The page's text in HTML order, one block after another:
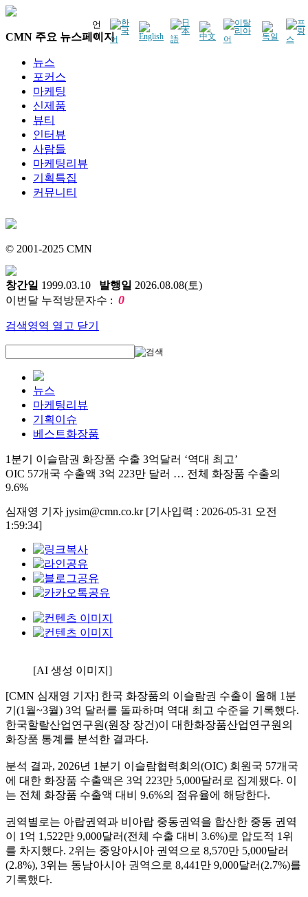
언
어
CMN 주요 뉴스페이지
뉴스
포커스
마케팅
신제품
뷰티
인터뷰
사람들
마케팅리뷰
기획특집
커뮤니티
© 2001-2025 CMN
창간일 1999.03.10 발행일 2026.08.08(토)
이번달 누적방문자수 : 0
검색영역 열고 닫기
뉴스
마케팅리뷰
기획이슈
베스트화장품
1분기 이슬람권 화장품 수출 3억달러 ‘역대 최고’
OIC 57개국 수출액 3억 223만 달러 … 전체 화장품 수출의
9.6%
심재영 기자 jysim@cmn.co.kr [기사입력 : 2026-05-31 오전
1:59:34]
[AI 생성 이미지]
[CMN 심재영 기자] 한국 화장품의 이슬람권 수출이 올해 1분
기(1월~3월) 3억 달러를 돌파하며 역대 최고 수준을 기록했다.
한국할랄산업연구원(원장 장건)이 대한화장품산업연구원의
화장품 통계를 분석한 결과다.
분석 결과, 2026년 1분기 이슬람협력회의(OIC) 회원국 57개국
에 대한 화장품 수출액은 3억 223만 5,000달러로 집계됐다. 이
는 전체 화장품 수출액 대비 9.6%의 점유율에 해당한다.
권역별로는 아랍권역과 비아랍 중동권역을 합산한 중동 권역
이 1억 1,522만 9,000달러(전체 수출 대비 3.6%)로 압도적 1위
를 차지했다. 2위는 중앙아시아 권역으로 8,570만 5,000달러
(2.8%), 3위는 동남아시아 권역으로 8,441만 9,000달러(2.7%)를
기록했다.